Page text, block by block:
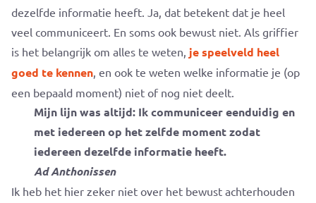
dezelfde informatie heeft. Ja, dat betekent dat je heel
veel communiceert. En soms ook bewust niet. Als griffier
is het belangrijk om alles te weten, je speelveld heel
goed te kennen, en ook te weten welke informatie je (op
een bepaald moment) niet of nog niet deelt.
Mijn lijn was altijd: Ik communiceer eenduidig en
met iedereen op het zelfde moment zodat
iedereen dezelfde informatie heeft.
Ad Anthonissen
Ik heb het hier zeker niet over het bewust achterhouden